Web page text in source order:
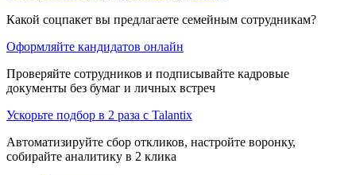
Какой соцпакет вы предлагаете семейным сотрудникам?
Оформляйте кандидатов онлайн
Проверяйте сотрудников и подписывайте кадровые
документы без бумаг и личных встреч
Ускорьте подбор в 2 раза с Talantix
Автоматизируйте сбор откликов, настройте воронку,
собирайте аналитику в 2 клика